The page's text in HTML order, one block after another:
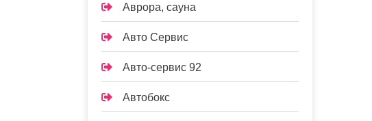
Аврора, сауна
Авто Сервис
Авто-сервис 92
Автобокс